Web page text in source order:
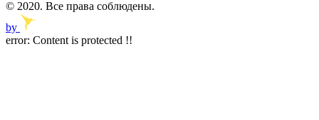
© 2020. Все права соблюдены.
by
error: Content is protected !!